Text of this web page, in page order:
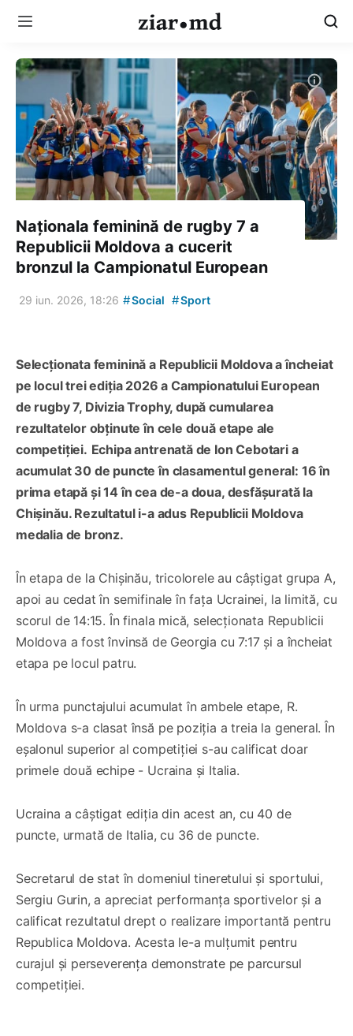
Naționala feminină de rugby 7 a
Republicii Moldova a cucerit
bronzul la Campionatul European
29 iun. 2026, 18:26 #Social #Sport
Selecționata feminină a Republicii Moldova a încheiat
pe locul trei ediția 2026 a Campionatului European
de rugby 7, Divizia Trophy, după cumularea
rezultatelor obținute în cele două etape ale
competiției. Echipa antrenată de Ion Cebotari a
acumulat 30 de puncte în clasamentul general: 16 în
prima etapă și 14 în cea de-a doua, desfășurată la
Chișinău. Rezultatul i-a adus Republicii Moldova
medalia de bronz.
În etapa de la Chișinău, tricolorele au câștigat grupa A,
apoi au cedat în semifinale în fața Ucrainei, la limită, cu
scorul de 14:15. În finala mică, selecționata Republicii
Moldova a fost învinsă de Georgia cu 7:17 și a încheiat
etapa pe locul patru.
În urma punctajului acumulat în ambele etape, R.
Moldova s-a clasat însă pe poziția a treia la general. În
eșalonul superior al competiției s-au calificat doar
primele două echipe - Ucraina și Italia.
Ucraina a câștigat ediția din acest an, cu 40 de
puncte, urmată de Italia, cu 36 de puncte.
Secretarul de stat în domeniul tineretului și sportului,
Sergiu Gurin, a apreciat performanța sportivelor și a
calificat rezultatul drept o realizare importantă pentru
Republica Moldova. Acesta le-a mulțumit pentru
curajul și perseverența demonstrate pe parcursul
competiției.